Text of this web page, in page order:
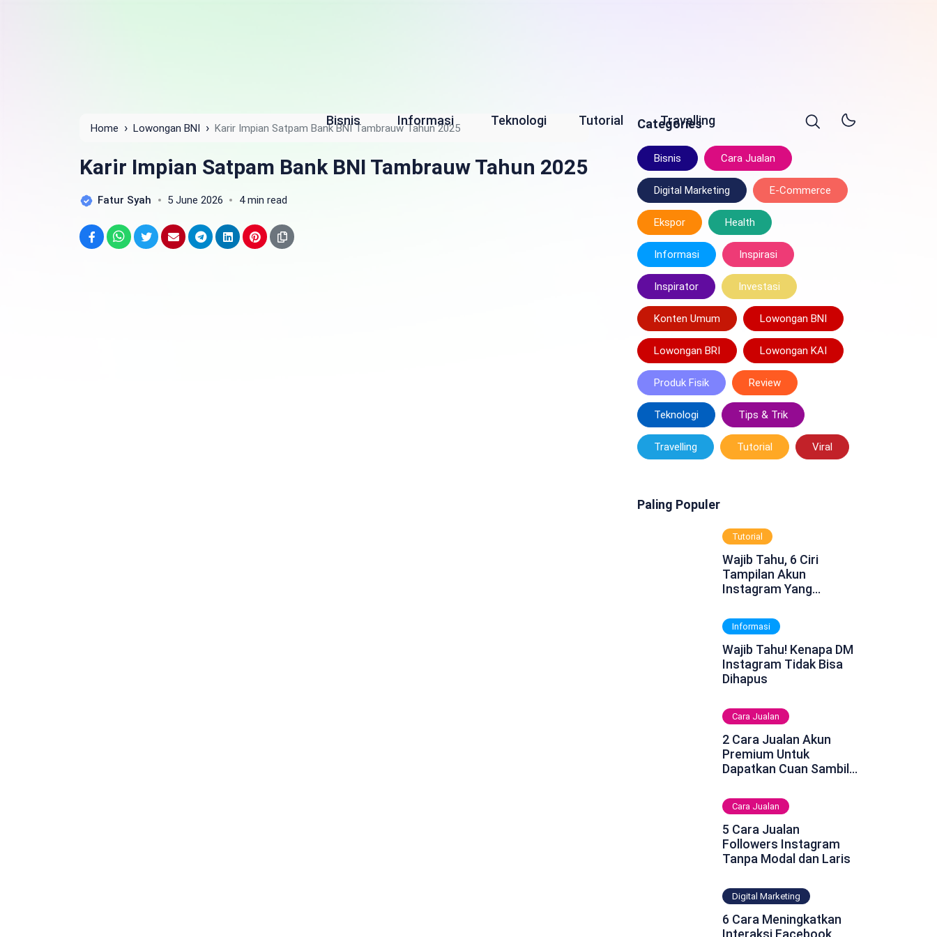
Bisnis Informasi Teknologi Tutorial Travelling
Home › Lowongan BNI › Karir Impian Satpam Bank BNI Tambrauw Tahun 2025
Karir Impian Satpam Bank BNI Tambrauw Tahun 2025
Fatur Syah 5 June 2026 4 min read
Categories
Bisnis Cara Jualan
Digital Marketing E-Commerce
Ekspor Health
Informasi Inspirasi
Inspirator Investasi
Konten Umum Lowongan BNI
Lowongan BRI Lowongan KAI
Produk Fisik Review
Teknologi Tips & Trik
Travelling Tutorial Viral
Paling Populer
Tutorial
Wajib Tahu, 6 Ciri
Tampilan Akun
Instagram Yang
Informasi
Wajib Tahu! Kenapa DM
Instagram Tidak Bisa
Dihapus
Cara Jualan
2 Cara Jualan Akun
Premium Untuk
Dapatkan Cuan Sambil
Cara Jualan
5 Cara Jualan
Followers Instagram
Tanpa Modal dan Laris
Digital Marketing
6 Cara Meningkatkan
Interaksi Facebook